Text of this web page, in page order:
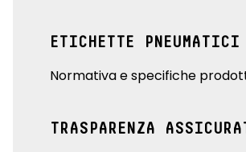
ETICHETTE PNEUMATICI
Normativa e specifiche
TRASPARENZA